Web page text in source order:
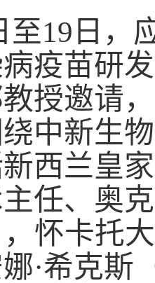
至19日，
疫苗研
授邀请
中新生
西兰皇
任、奥
，怀卡托
·希克斯